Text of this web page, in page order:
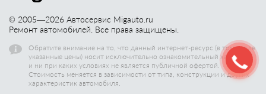
© 2005—2026 Автосервис Migauto.ru
Ремонт автомобилей. Все права защищены.
Обратите внимание на то, что данный интернет-ресурс (в том числе
указанные цены) носит исключительно ознакомительный характер,
и ни при каких условиях не является публичной офертой.
Стоимость меняется в зависимости от типа, конструкции и других
характеристик автомобиля.